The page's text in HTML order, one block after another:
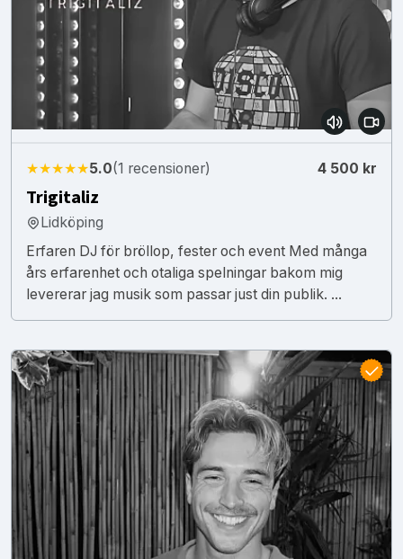
★★★★★5.0(1 recensioner) 4 500 kr
Trigitaliz
Lidköping
Erfaren DJ för bröllop, fester och event Med många
års erfarenhet och otaliga spelningar bakom mig
levererar jag musik som passar just din publik. ...